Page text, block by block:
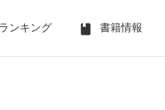
ランキング 書籍情報